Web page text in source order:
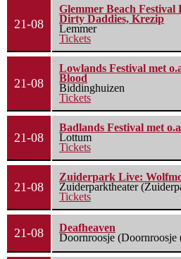
21-08
Glemmer Beach Festival
Dirty Daddies, Krezip
Lemmer
Tickets
21-08
Lowlands Festival met
Blood
Biddinghuizen
Tickets
21-08
Badlands Festival met
Lottum
Tickets
21-08
Zuiderpark Live:
Zuiderparktheater
Tickets
21-08
Deafheaven
Doornroosje (Doornroosje